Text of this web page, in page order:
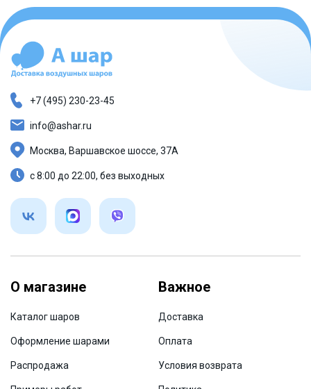
О магазине
Каталог шаров
Оформление шарами
Распродажа
Важное
Доставка
Оплата
Условия возврата
+7 (495) 230-23-45
info@ashar.ru
Москва, Варшавское шоссе, 37А
с 8:00 до 22:00, без выходных